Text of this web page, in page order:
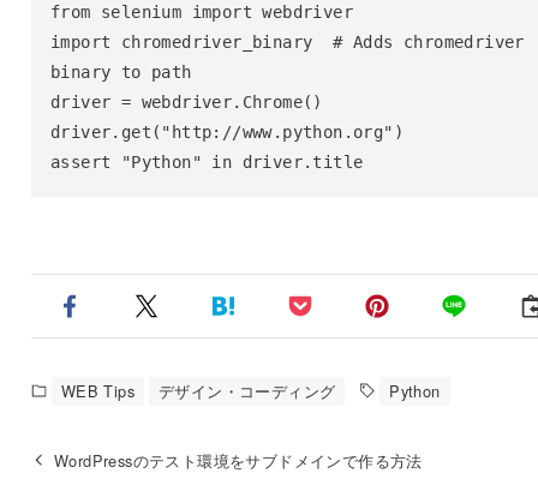
from selenium import webdriver
import chromedriver_binary  # Adds chromedriver
binary to path
driver = webdriver.Chrome()
driver.get("http://www.python.org")
assert "Python" in driver.title
WEB Tips デザイン・コーディング Python
WordPressのテスト環境をサブドメインで作る方法